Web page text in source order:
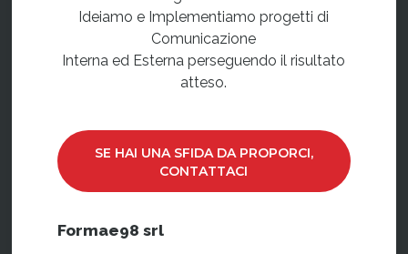
Ideiamo e Implementiamo progetti di
Comunicazione
Interna ed Esterna perseguendo il risultato
atteso.
SE HAI UNA SFIDA DA PROPORCI,
CONTATTACI
Formae98 srl